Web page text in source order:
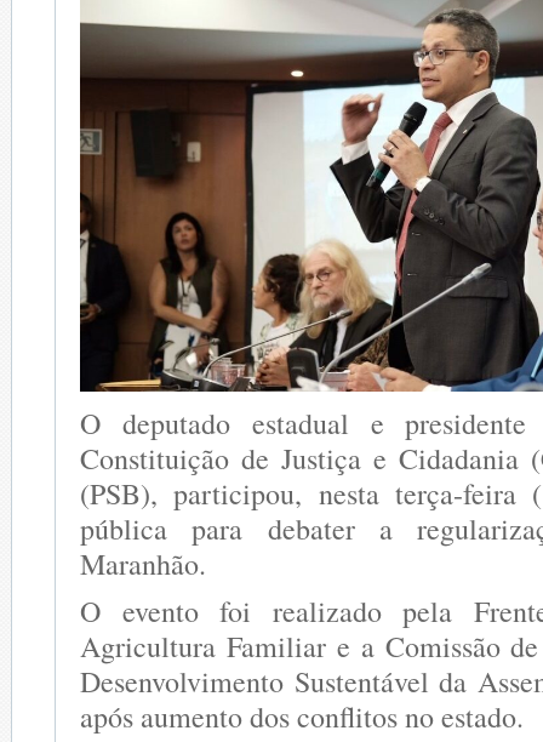
O deputado estadual e
Constituição de Justiça e Cidadania
(PSB), participou, nesta terça-feira
pública para debater a
Maranhão.
O evento foi realizado pela
Agricultura Familiar e a Comissão
Desenvolvimento Sustentável da
após aumento dos conflitos no estado.